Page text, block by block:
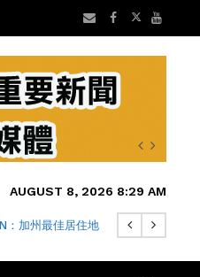
AUGUST 8, 2026 8:29 AM
：加州最佳居住地
MYFIRSTEV專案